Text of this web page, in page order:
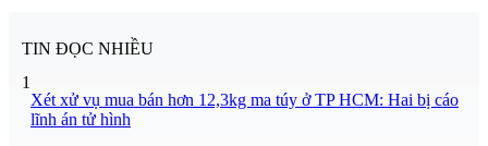
TIN ĐỌC NHIỀU
1
Xét xử vụ mua bán hơn 12,3kg ma túy ở TP HCM: Hai bị cáo
lĩnh án tử hình